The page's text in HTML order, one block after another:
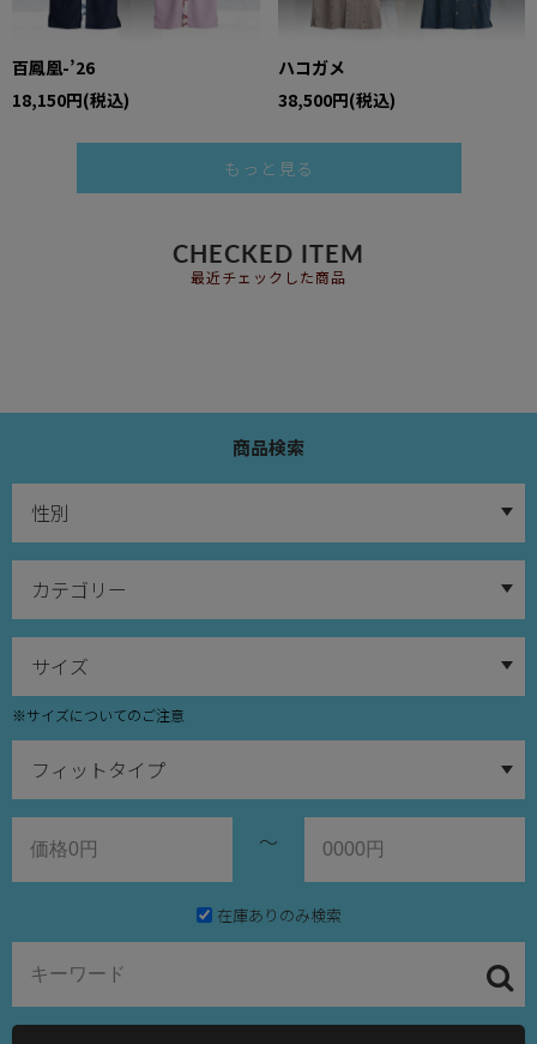
百鳳凰-’26
18,150円(税込)
ハコガメ
38,500円(税込)
もっと見る
CHECKED ITEM
最近チェックした商品
商品検索
※サイズについてのご注意
～
在庫ありのみ検索